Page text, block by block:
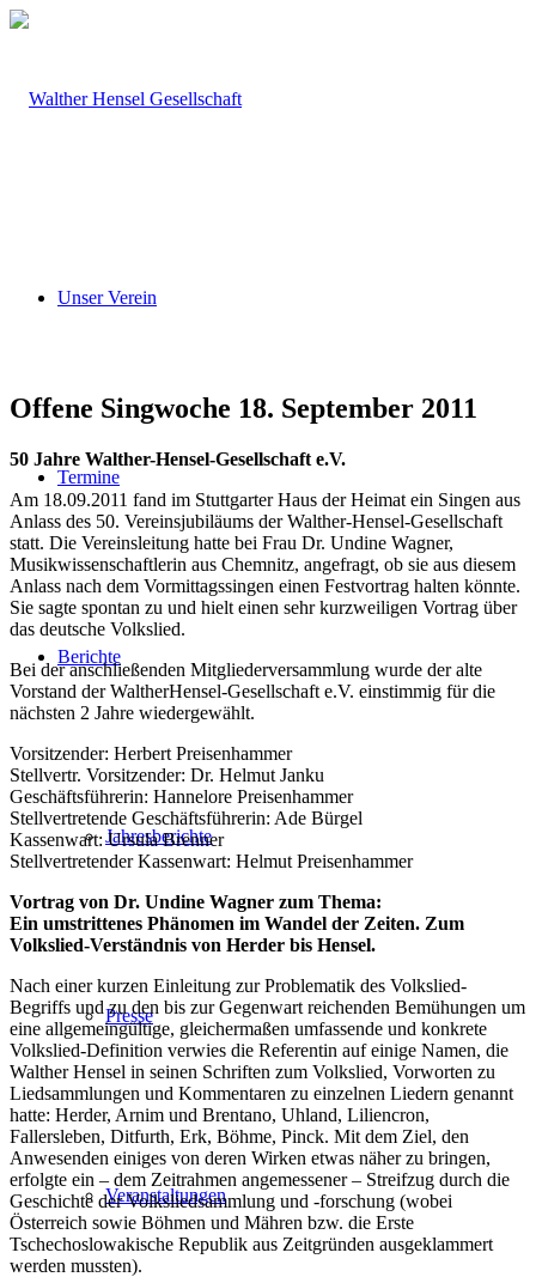
Unser Verein
Termine
Berichte
Jahresberichte
Presse
Veranstaltungen
Offene Singwoche 18. September 2011
50 Jahre Walther-Hensel-Gesellschaft e.V.
Am 18.09.2011 fand im Stuttgarter Haus der Heimat ein Singen aus
Anlass des 50. Vereinsjubiläums der Walther-Hensel-Gesellschaft
statt. Die Vereinsleitung hatte bei Frau Dr. Undine Wagner,
Musikwissenschaftlerin aus Chemnitz, angefragt, ob sie aus diesem
Anlass nach dem Vormittagssingen einen Festvortrag halten könnte.
Sie sagte spontan zu und hielt einen sehr kurzweiligen Vortrag über
das deutsche Volkslied.
Bei der anschließenden Mitgliederversammlung wurde der alte
Vorstand der WaltherHensel-Gesellschaft e.V. einstimmig für die
nächsten 2 Jahre wiedergewählt.
Vorsitzender: Herbert Preisenhammer
Stellvertr. Vorsitzender: Dr. Helmut Janku
Geschäftsführerin: Hannelore Preisenhammer
Stellvertretende Geschäftsführerin: Ade Bürgel
Kassenwart: Ursula Brenner
Stellvertretender Kassenwart: Helmut Preisenhammer
Vortrag von Dr. Undine Wagner zum Thema:
Ein umstrittenes Phänomen im Wandel der Zeiten. Zum
Volkslied-Verständnis von Herder bis Hensel.
Nach einer kurzen Einleitung zur Problematik des Volkslied-
Begriffs und zu den bis zur Gegenwart reichenden Bemühungen um
eine allgemeingültige, gleichermaßen umfassende und konkrete
Volkslied-Definition verwies die Referentin auf einige Namen, die
Walther Hensel in seinen Schriften zum Volkslied, Vorworten zu
Liedsammlungen und Kommentaren zu einzelnen Liedern genannt
hatte: Herder, Arnim und Brentano, Uhland, Liliencron,
Fallersleben, Ditfurth, Erk, Böhme, Pinck. Mit dem Ziel, den
Anwesenden einiges von deren Wirken etwas näher zu bringen,
erfolgte ein – dem Zeitrahmen angemessener – Streifzug durch die
Geschichte der Volksliedsammlung und -forschung (wobei
Österreich sowie Böhmen und Mähren bzw. die Erste
Tschechoslowakische Republik aus Zeitgründen ausgeklammert
werden mussten).